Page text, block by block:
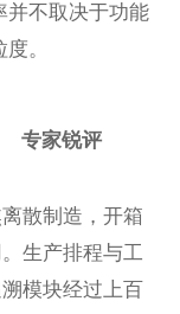
并不取决于功能
。
专家锐评
散制造，开箱
生产排程与工
模块经过上百